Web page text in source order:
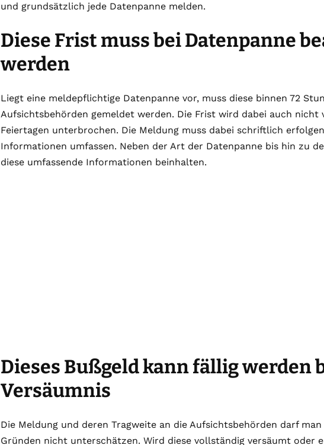
und grundsätzlich jede Datenpanne melden.
Diese Frist muss bei Datenpanne
werden
Liegt eine meldepflichtige Datenpanne vor, muss diese binnen 72
Aufsichtsbehörden gemeldet werden. Die Frist wird dabei auch nicht
Feiertagen unterbrochen. Die Meldung muss dabei schriftlich
Informationen umfassen. Neben der Art der Datenpanne bis hin zu
diese umfassende Informationen beinhalten.
Dieses Bußgeld kann fällig werden
Versäumnis
Die Meldung und deren Tragweite an die Aufsichtsbehörden darf
Gründen nicht unterschätzen. Wird diese vollständig versäumt oder